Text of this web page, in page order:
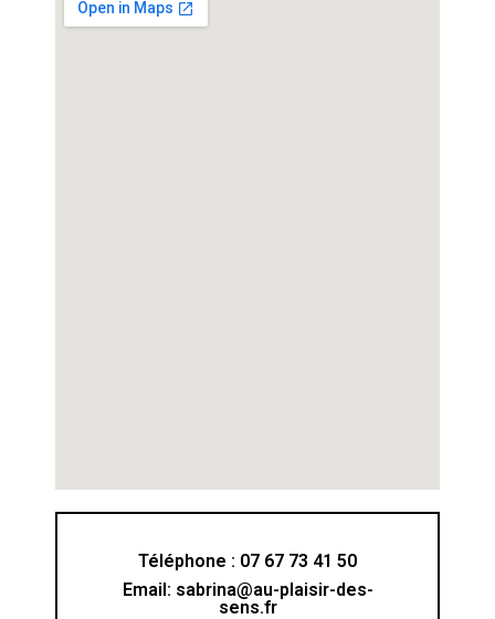
Téléphone : 07 67 73 41 50
Email: sabrina@au-plaisir-des-
sens.fr